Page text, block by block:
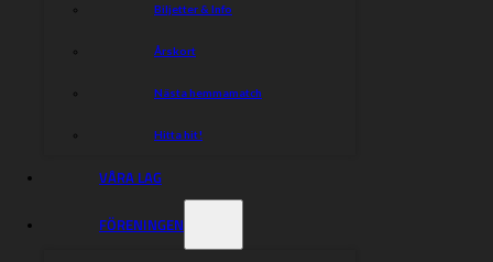
Biljetter & Info
Årskort
Nästa hemmamatch
Hitta hit!
VÅRA LAG
FÖRENINGEN